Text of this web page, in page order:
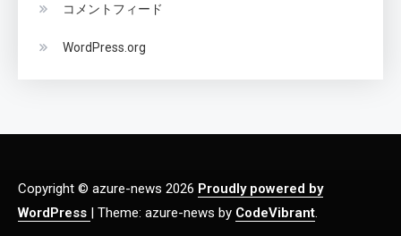
コメントフィード
WordPress.org
Copyright © azure-news 2026 Proudly powered by
WordPress | Theme: azure-news by CodeVibrant.